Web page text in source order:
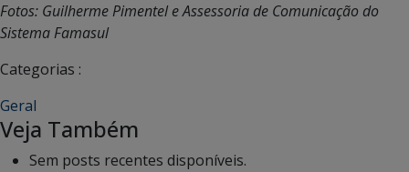
Fotos: Guilherme Pimentel e Assessoria de Comunicação do
Sistema Famasul
Categorias :
Geral
Veja Também
Sem posts recentes disponíveis.